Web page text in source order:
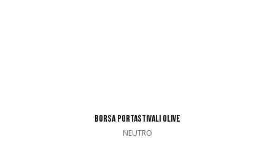
BORSA PORTASTIVALI OLIVE
NEUTRO